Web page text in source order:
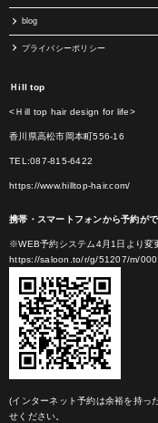
blog
プライバシーポリシー
Ｈill top
<Ｈill top hair design for life>
香川県高松市岡本町556-16
TEL:087-815-6422
https://www.hilltop-hair.com/
携帯・スマートフォンから予約が
※WEB予約システム4月1日より変
https://saloon.to/r/g/51207/m/
(インターネット予約は余裕を持っ
せください。